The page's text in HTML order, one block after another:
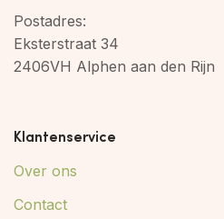
Postadres:
Eksterstraat 34
2406VH Alphen aan den Rijn
Klantenservice
Over ons
Contact